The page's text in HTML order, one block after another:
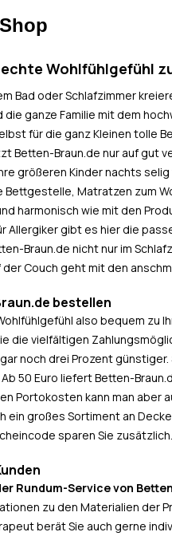
Wohlfühlgefühl
Bad oder Schlafzimmer
ganze Familie mit dem
für die ganz Kleinen tolle
Betten-Braun.de nur auf gut
größeren Kinder nachts
Matratzen zum
harmonisch wie mit den
gibt es hier die
Braun.de nicht nur im
Couch geht mit den
bestellen
also bequem zu
die vielfältigen
noch drei Prozent günstiger.
Ab 50 Euro liefert Betten-
Portokosten kann man aber
ein großes Sortiment an
sparen Sie zusätzlich.
Rundum-Service von
zu den Materialien der
berät Sie auch gerne